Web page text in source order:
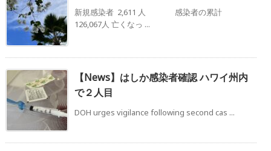
新規感染者 2,611 人 感染者の累計
126,067人 亡くなっ ...
【News】はしか感染者確認 ハワイ州内
で２人目
DOH urges vigilance following second cas ...